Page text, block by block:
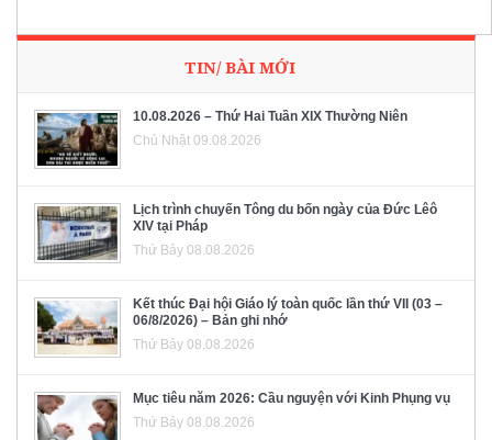
TIN/ BÀI MỚI
10.08.2026 – Thứ Hai Tuần XIX Thường Niên
Chủ Nhật 09.08.2026
Lịch trình chuyến Tông du bốn ngày của Đức Lêô
XIV tại Pháp
Thứ Bảy 08.08.2026
Kết thúc Đại hội Giáo lý toàn quốc lần thứ VII (03 –
06/8/2026) – Bản ghi nhớ
Thứ Bảy 08.08.2026
Mục tiêu năm 2026: Cầu nguyện với Kinh Phụng vụ
Thứ Bảy 08.08.2026